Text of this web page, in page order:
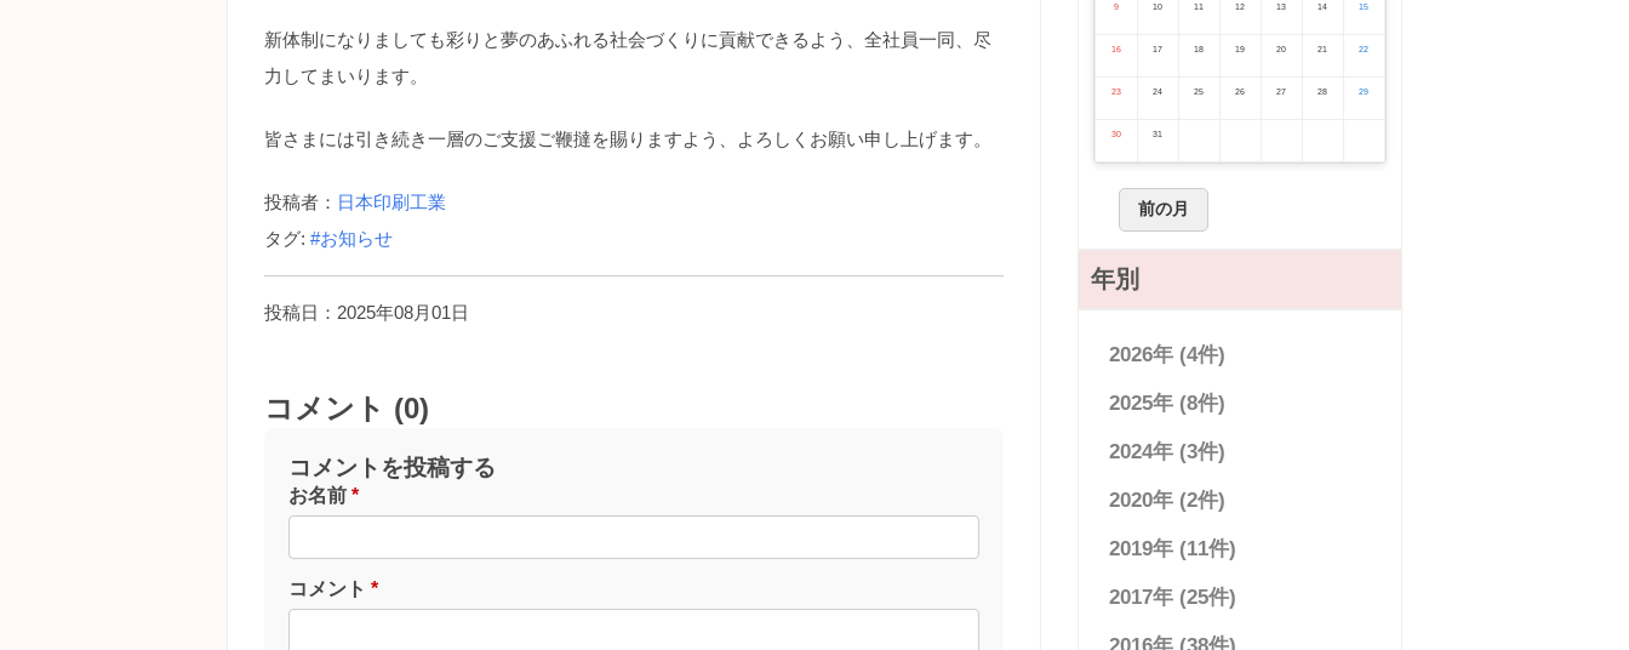
新体制になりましても彩りと夢のあふれる社会づくりに貢献できるよう、全社員一同、尽
力してまいります。
皆さまには引き続き一層のご支援ご鞭撻を賜りますよう、よろしくお願い申し上げます。
投稿者： 日本印刷工業
タグ: #お知らせ
投稿日：2025年08月01日
コメント (0)
コメントを投稿する
お名前 *
コメント *
9 10 11 12 13 14 15
16 17 18 19 20 21 22
23 24 25 26 27 28 29
30 31
前の月
年別
2026年 (4件)
2025年 (8件)
2024年 (3件)
2020年 (2件)
2019年 (11件)
2017年 (25件)